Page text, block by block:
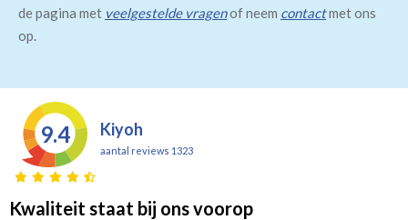
de pagina met veelgestelde vragenof neem contactmet ons
op.
9.4 Kiyoh
aantal reviews 1323
Kwaliteit staat bij ons voorop